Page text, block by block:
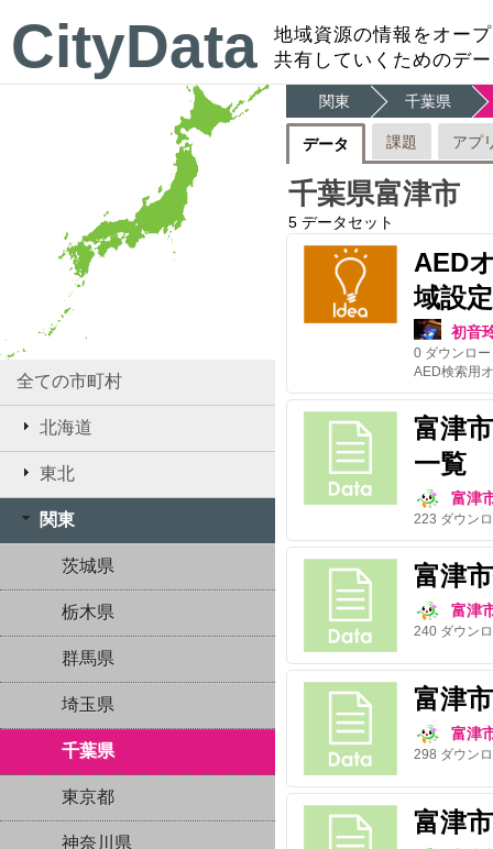
CityData
地域資源の情報をオー
共有していくためのデ
全ての市町村
北海道
東北
関東
茨城県
栃木県
群馬県
埼玉県
千葉県
東京都
神奈川県
関東 千葉県
データ 課題 アプ
千葉県富津市
5 データセット
AED
域設
初音
0 ダウンロ
富津
一覧
富津
223 ダウン
富津
富津
240 ダウン
富津
富津
298 ダウン
富津